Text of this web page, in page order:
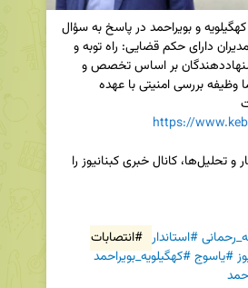
https://
#استاندار #انتصابات
#یاسوج#کهگیلویه_بویراحمد